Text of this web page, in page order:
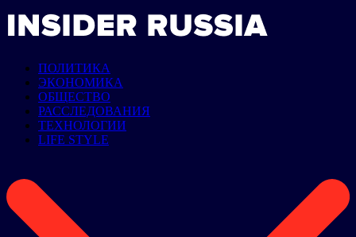
ПОЛИТИКА
ЭКОНОМИКА
ОБЩЕСТВО
РАССЛЕДОВАНИЯ
ТЕХНОЛОГИИ
LIFE STYLE